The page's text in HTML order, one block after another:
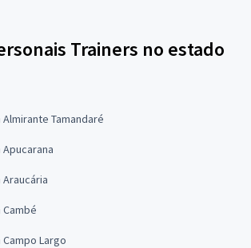
Trainers no estado
Tamandaré
Largo